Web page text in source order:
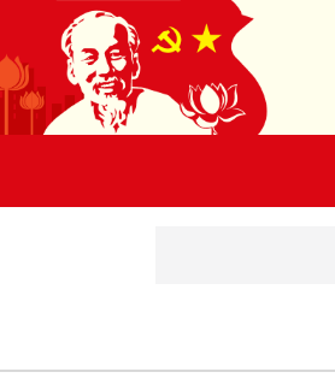
Học